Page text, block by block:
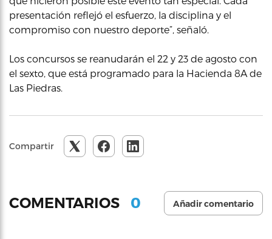
presentación reflejó el esfuerzo, la disciplina y el
compromiso con nuestro deporte”, señaló.
Los concursos se reanudarán el 22 y 23 de agosto con
el sexto, que está programado para la Hacienda 8A de
Las Piedras.
Compartir
COMENTARIOS 0 Añadir comentario